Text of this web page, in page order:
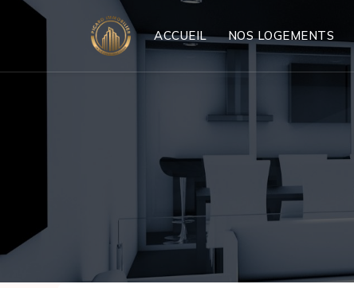
ACCUEIL NOS LOGEMENTS